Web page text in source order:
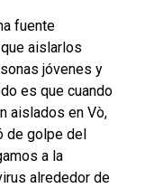
fuente
aislarlos
jóvenes y
es que cuando
aislados en Vò,
de golpe del
a la
alrededor de